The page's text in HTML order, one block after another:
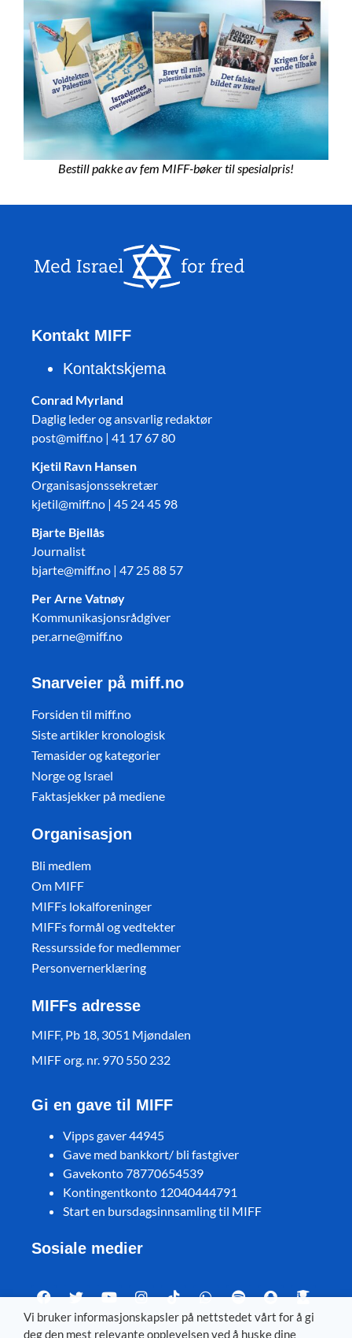
Bestill pakke av fem MIFF-bøker til spesialpris!
Kontakt MIFF
Kontaktskjema
Conrad Myrland
Daglig leder og ansvarlig redaktør
post@miff.no | 41 17 67 80
Kjetil Ravn Hansen
Organisasjonssekretær
kjetil@miff.no | 45 24 45 98
Bjarte Bjellås
Journalist
bjarte@miff.no | 47 25 88 57
Per Arne Vatnøy
Kommunikasjonsrådgiver
per.arne@miff.no
Snarveier på miff.no
Forsiden til miff.no
Siste artikler kronologisk
Temasider og kategorier
Norge og Israel
Faktasjekker på mediene
Organisasjon
Bli medlem
Om MIFF
MIFFs lokalforeninger
MIFFs formål og vedtekter
Ressursside for medlemmer
Personvernerklæring
MIFFs adresse
MIFF, Pb 18, 3051 Mjøndalen
MIFF org. nr. 970 550 232
Gi en gave til MIFF
Vipps gaver 44945
Gave med bankkort/ bli fastgiver
Gavekonto 78770654539
Kontingentkonto 12040444791
Start en bursdagsinnsamling til MIFF
Sosiale medier
Vi bruker informasjonskapsler på nettstedet vårt for å gi
deg den mest relevante opplevelsen ved å huske dine